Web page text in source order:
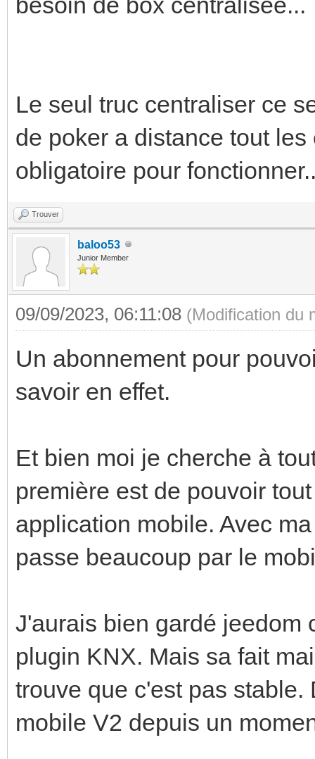
Le seul truc centraliser ce
de poker a distance tout
obligatoire pour
Trouver
baloo53
Junior Member
09/09/2023, 06:11:08 (Modification du
Un abonnement pour
savoir en effet.
Et bien moi je cherche à
première est de pouvoir
application mobile. Avec
passe beaucoup par le
J'aurais bien gardé jeedom
plugin KNX. Mais sa fait
trouve que c'est pas
mobile V2 depuis un